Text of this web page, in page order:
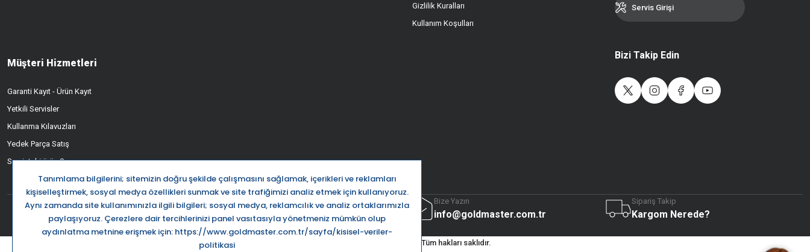
Gizlilik Kuralları
Kullanım Koşulları
Müşteri Hizmetleri
Garanti Kayıt - Ürün Kayıt
Yetkili Servisler
Kullanma Kılavuzları
Yedek Parça Satış
Servisteki ürün Sorgusu
Servis Girişi
Bizi Takip Edin
Destek Hattı
0850 532 5666
Bize Yazın
info@goldmaster.com.tr
Sipariş Takip
Kargom Nerede?
Goldmaster.com.tr © 2024 - Tüm hakları saklıdır.